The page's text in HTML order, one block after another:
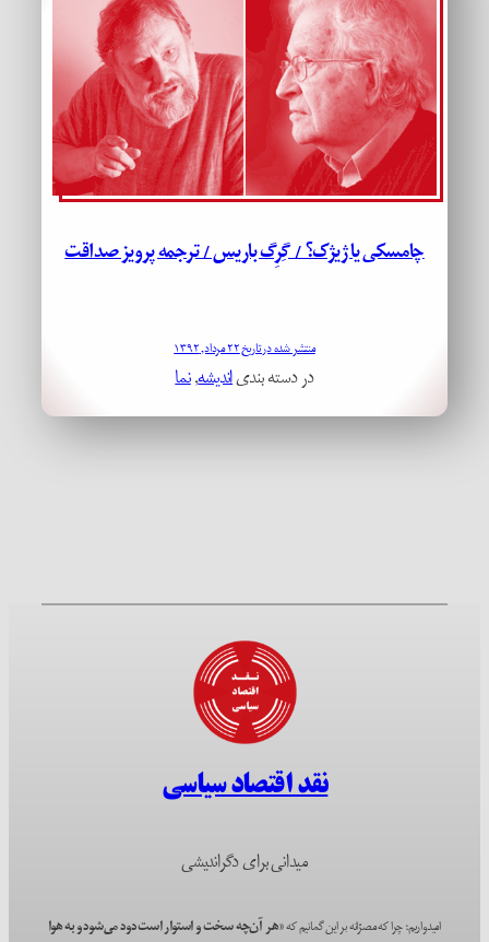
چامسکی یا ژیژک؟ / گِرِگ باریس / ترجمه پرویز صداقت
منتشر شده در تاریخ ۲۲ مرداد, ۱۳۹۲
در دسته بندیاندیشه, نما
نقد اقتصاد سیاسی
میدانی برای دگراندیشی
امیدواریم؛ چرا که مصرّانه بر این گمانیم که«هر آن‌چه سخت و استوار است دود می‌شود و به هوا